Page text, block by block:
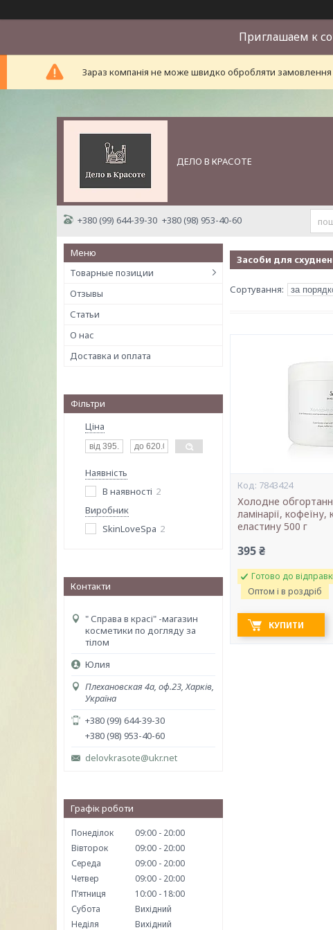
Приглашаем к
Зараз компанія не може швидко обробляти
ДЕЛО В КРАСОТЕ
+380 (99) 644-39-30 +380 (98) 953-40-60
Товарные позиции
Отзывы
Статьи
О нас
Доставка и оплата
Фільтри
Ціна
Наявність
В наявності 2
Виробник
SkinLoveSpa 2
Контакти
" Справа в красі" -магазин
косметики по догляду за
тілом
Юлия
Плехановская 4а, оф.23, Харків,
Україна
+380 (99) 644-39-30
+380 (98) 953-40-60
delovkrasote@ukr.net
Графік роботи
Понеділок 09:00
20:00
Вівторок
09:00
20:00
Середа
09:00
20:00
Четвер
09:00
20:00
Пʼятниця
10:00
18:00
Субота
Вихідний
Неділя
Вихідний
Засоби для
7843424
Холодне
ламінарії, кофеїну,
еластину 500 г
395 ₴
Готово до
Оптом і в роздріб
КУПИТИ